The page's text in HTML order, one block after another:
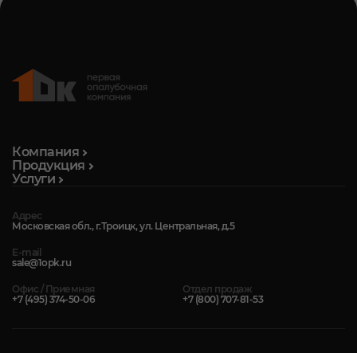
Компания
Продукция
Услуги
Адрес
Московская обл., г.Троицк, ул. Центральная, д.5
E-mail
sale@1opk.ru
Офис / Приемная
+7 (495) 374-50-06
Отдел продаж
+7 (800) 707-81-53